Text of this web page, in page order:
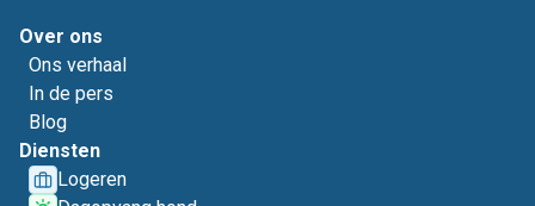
Over ons
Ons verhaal
In de pers
Blog
Diensten
Logeren